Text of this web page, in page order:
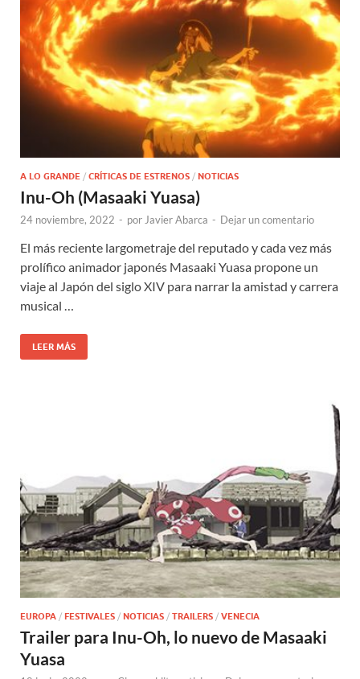
A LO GRANDE / CRÍTICAS DE ESTRENOS / NOTICIAS
Inu-Oh (Masaaki Yuasa)
24 noviembre, 2022 - porJavier Abarca - Dejar un comentario
El más reciente largometraje del reputado y cada vez más
prolífico animador japonés Masaaki Yuasa propone un
viaje al Japón del siglo XIV para narrar la amistad y carrera
musical …
LEER MÁS
EUROPA / FESTIVALES / NOTICIAS / TRAILERS / VENECIA
Trailer para Inu-Oh, lo nuevo de Masaaki
Yuasa